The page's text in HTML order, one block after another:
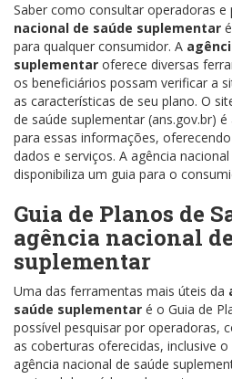
Saber como consultar operadoras e
nacional de saúde suplementar
para qualquer consumidor. A
suplementar oferece diversas
os beneficiários possam verificar a
as características de seu plano. O
de saúde suplementar (ans.gov.br)
para essas informações,
dados e serviços. A agência
disponibiliza um guia para o
Guia de Planos de
agência nacional
suplementar
Uma das ferramentas mais úteis da
saúde suplementar é o Guia de
possível pesquisar por operadoras,
as coberturas oferecidas, inclusive
agência nacional de saúde